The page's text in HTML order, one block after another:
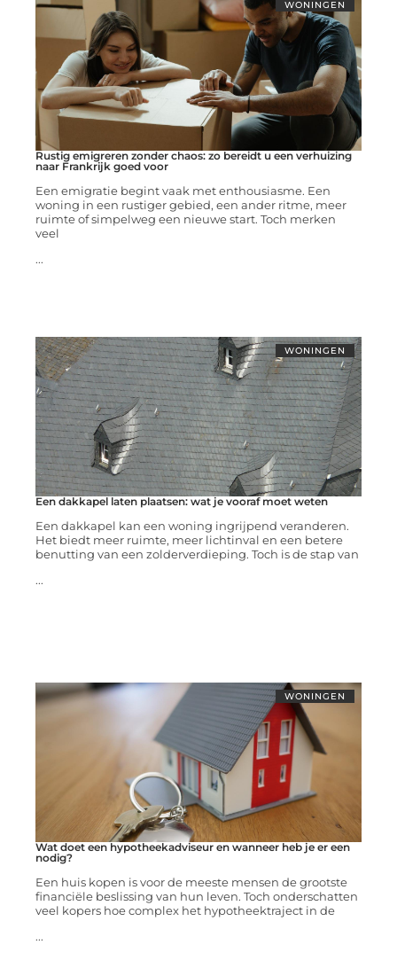
WONINGEN
Rustig emigreren zonder chaos: zo bereidt u een verhuizing
naar Frankrijk goed voor
Een emigratie begint vaak met enthousiasme. Een
woning in een rustiger gebied, een ander ritme, meer
ruimte of simpelweg een nieuwe start. Toch merken
veel
...
WONINGEN
Een dakkapel laten plaatsen: wat je vooraf moet weten
Een dakkapel kan een woning ingrijpend veranderen.
Het biedt meer ruimte, meer lichtinval en een betere
benutting van een zolderverdieping. Toch is de stap van
...
WONINGEN
Wat doet een hypotheekadviseur en wanneer heb je er een
nodig?
Een huis kopen is voor de meeste mensen de grootste
financiële beslissing van hun leven. Toch onderschatten
veel kopers hoe complex het hypotheektraject in de
...